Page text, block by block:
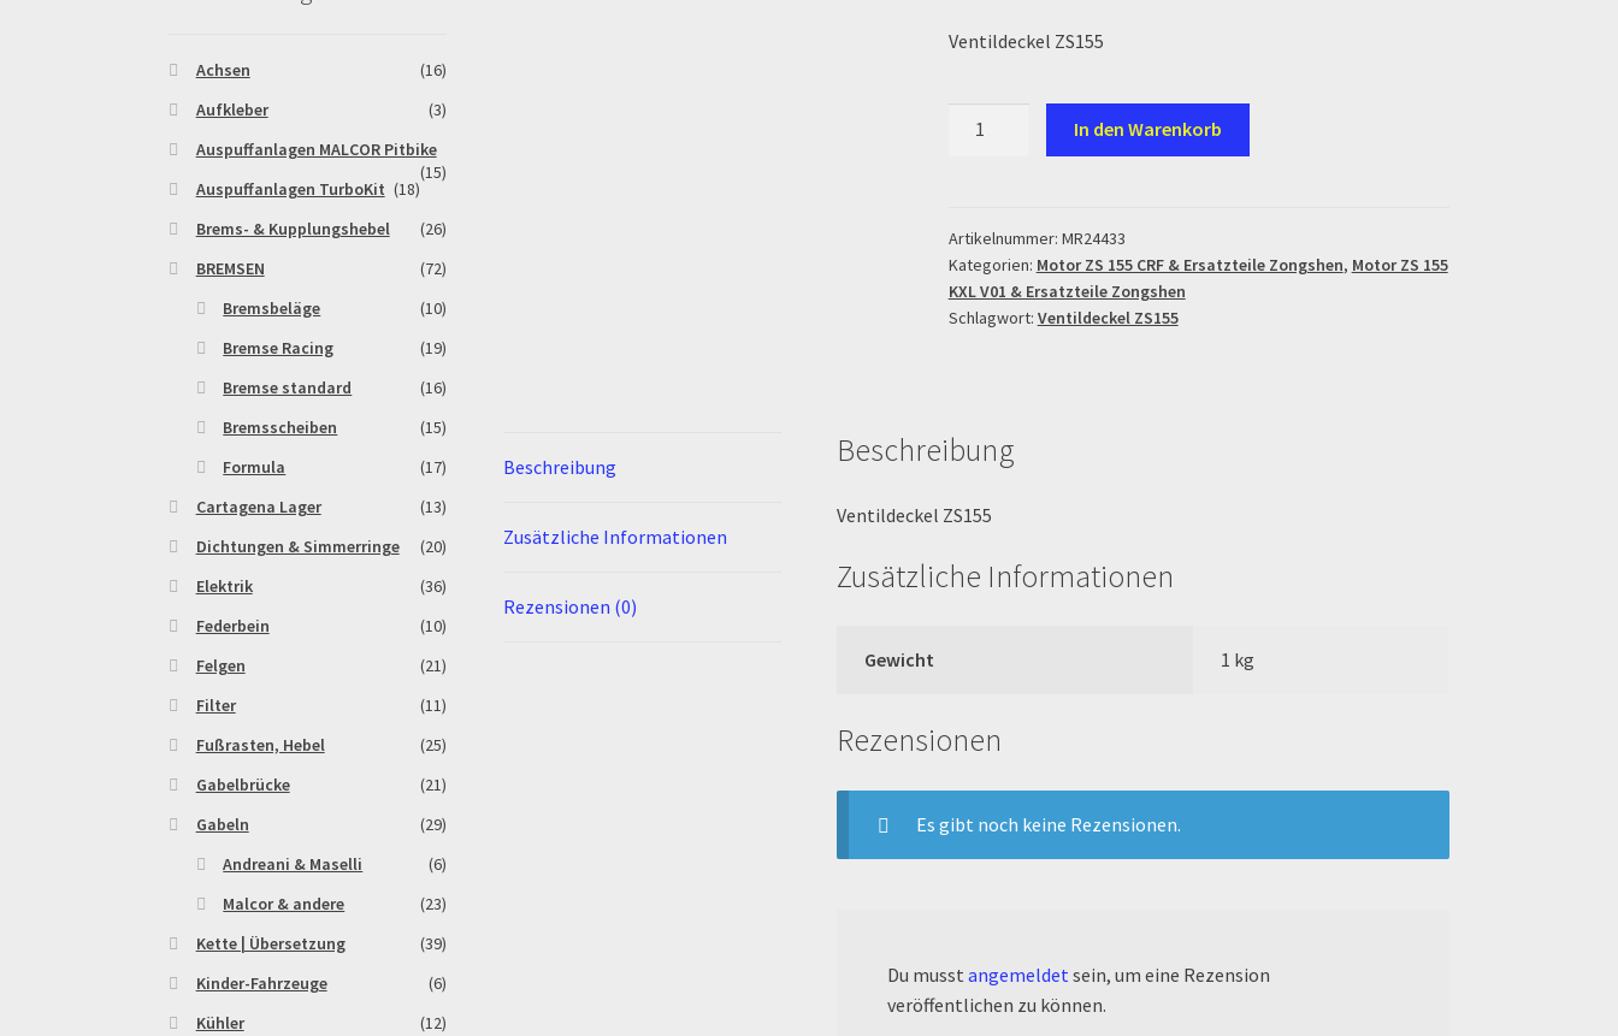
Ventildeckel ZS155
In den Warenkorb
Artikelnummer: MR24433
Kategorien: Motor ZS 155 CRF & Ersatzteile Zongshen, Motor ZS 155
KXL V01 & Ersatzteile Zongshen
Schlagwort: Ventildeckel ZS155
Beschreibung
Zusätzliche Informationen
Rezensionen (0)
Beschreibung
Ventildeckel ZS155
Zusätzliche Informationen
Gewicht 1 kg
Rezensionen
Es gibt noch keine Rezensionen.
Du musstangemeldet sein, um eine Rezension
veröffentlichen zu können.
Achsen
(16)
Aufkleber
(3)
Auspuffanlagen MALCOR Pitbike
(15)
Auspuffanlagen TurboKit (18)
Brems- & Kupplungshebel
(26)
BREMSEN
(72)
Bremsbeläge
(10)
Bremse Racing
(19)
Bremse standard
(16)
Bremsscheiben
(15)
Formula
(17)
Cartagena Lager
(13)
Dichtungen & Simmerringe
(20)
Elektrik
(36)
Federbein
(10)
Felgen
(21)
Filter
(11)
Fußrasten, Hebel
(25)
Gabelbrücke
(21)
Gabeln
(29)
Andreani & Maselli
(6)
Malcor & andere
(23)
Kette | Übersetzung
(39)
Kinder-Fahrzeuge
(6)
Kühler
(12)